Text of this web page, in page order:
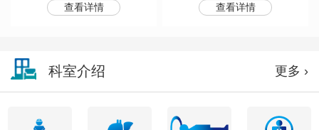
医学科、感染科专家；主任医师
查看详情 查看详情
科室介绍 更多 ›